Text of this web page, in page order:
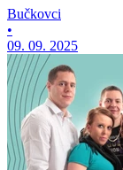
Bučkovci
•
09. 09. 2025